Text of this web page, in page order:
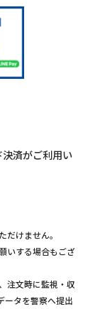
済がご利用い
けません。
いする場合もござ
注文時に監視・収
ータを警察へ提出